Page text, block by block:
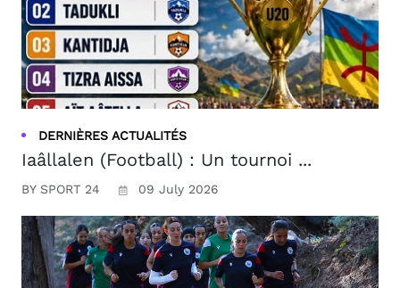
DERNIÈRES ACTUALITÉS
Iaâllalen (Football) : Un tournoi ...
BY SPORT 24 09 July 2026